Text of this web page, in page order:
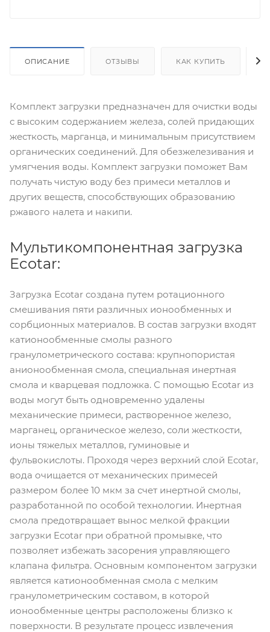
ОПИСАНИЕ ОТЗЫВЫ КАК КУПИТЬ
Комплект загрузки предназначен для очистки воды
с высоким содержанием железа, солей придающих
жесткость, марганца, и минимальным присутствием
органических соединений. Для обезжелезивания и
умягчения воды. Комплект загрузки поможет Вам
получать чистую воду без примеси металлов и
других веществ, способствующих образованию
ржавого налета и накипи.
Мультикомпонентная загрузка
Ecotar:
Загрузка Ecotar создана путем ротационного
смешивания пяти различных ионообменных и
сорбционных материалов. В состав загрузки входят
катионообменные смолы разного
гранулометрического состава: крупнопористая
анионообменная смола, специальная инертная
смола и кварцевая подложка. С помощью Ecotar из
воды могут быть одновременно удалены
механические примеси, растворенное железо,
марганец, органическое железо, соли жесткости,
ионы тяжелых металлов, гуминовые и
фульвокислоты. Проходя через верхний слой Ecotar,
вода очищается от механических примесей
размером более 10 мкм за счет инертной смолы,
разработанной по особой технологии. Инертная
смола предотвращает вынос мелкой фракции
загрузки Ecotar при обратной промывке, что
позволяет избежать засорения управляющего
клапана фильтра. Основным компонентом загрузки
является катионообменная смола с мелким
гранулометрическим составом, в которой
ионообменные центры расположены близко к
поверхности. В результате процесс извлечения